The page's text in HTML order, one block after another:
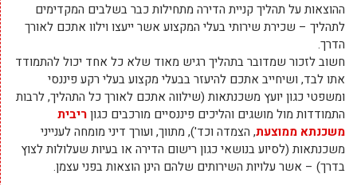
ההוצאות על תהליך קניית הדירה מתחילות כבר בשלבים המקדימים
לתהליך – שכירת שירותי בעלי המקצוע אשר ייעצו וילוו אתכם לאורך
הדרך.
חשוב לזכור שמדובר בתהליך רגיש מאוד שלא כל אחד יכול להתמודד
אתו לבד, ושיחייב אתכם להיעזר בבעלי מקצוע בעלי רקע פיננסי
ומשפטי כגון יועץ משכנתאות (שילווה אתכם לאורך כל התהליך, לרבות
התמודדות מול מושגים והליכים פיננסיים מורכבים כגוןריבית
משכנתא ממוצעת, הצמדה וכד'), מתווך, ועורך דיני מומחה לענייני
משכנתאות (לסיוע בנושאי כגון רישום הדירה או בעיות שעלולות לצוץ
בדרך) – אשר עלויות השירותים שלהם הינן הוצאות בפני עצמן.